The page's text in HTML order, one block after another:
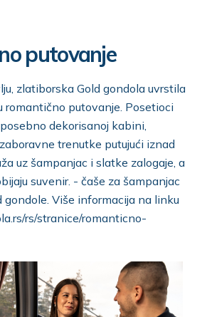
putovanje
zlatiborska Gold gondola uvrstila
romantično putovanje. Posetioci
dekorisanoj kabini,
trenutke putujući iznad
uz šampanjac i slatke zalogaje, a
suvenir. - čaše za šampanjac
gondole. Više informacija na linku
rs/stranice/romanticno-